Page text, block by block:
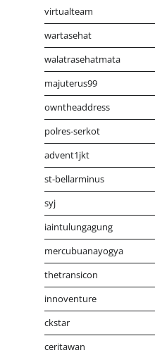
virtualteam
wartasehat
walatrasehatmata
majuterus99
owntheaddress
polres-serkot
advent1jkt
st-bellarminus
syj
iaintulungagung
mercubuanayogya
thetransicon
innoventure
ckstar
ceritawan